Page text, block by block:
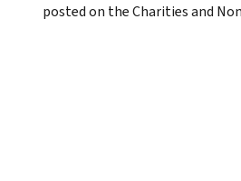
posted on the Charities and